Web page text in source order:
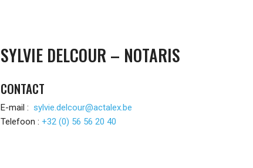
SYLVIE DELCOUR – NOTARIS
CONTACT
E-mail : sylvie.delcour@actalex.be
Telefoon : +32 (0) 56 56 20 40